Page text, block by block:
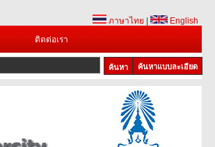
ภาษาไทย
English
ติดต่อเรา
ค้นหาแบบละเอียด